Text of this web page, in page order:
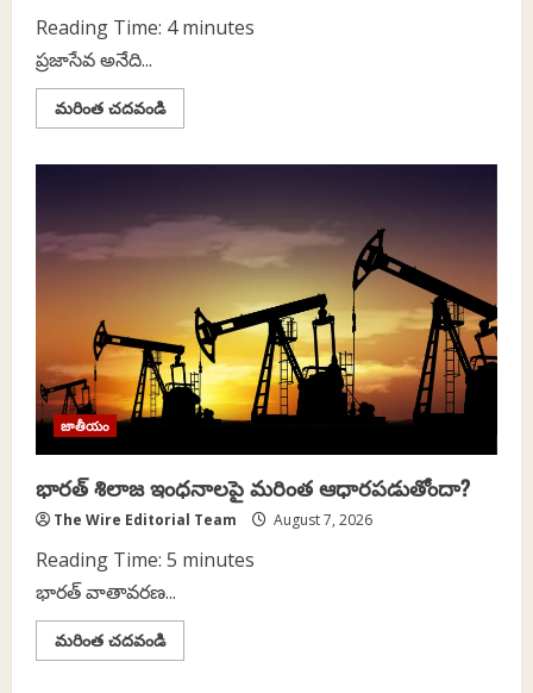
Reading Time: 4 minutes
ప్రజాసేవ అనేది...
మరింత చదవండిRead
more
సహ
(Complicity)
ప్రారంభమవుతుంది?
సివిల్
సర్వెంట్
ప్రశ్న
జాతీయం
భారత్ శిలాజ ఇంధనాలపై మరింత ఆధారపడుతోందా?
The Wire Editorial Team August 7, 2026
Reading Time: 5 minutes
భారత్ వాతావరణ...
మరింత చదవండిRead
more